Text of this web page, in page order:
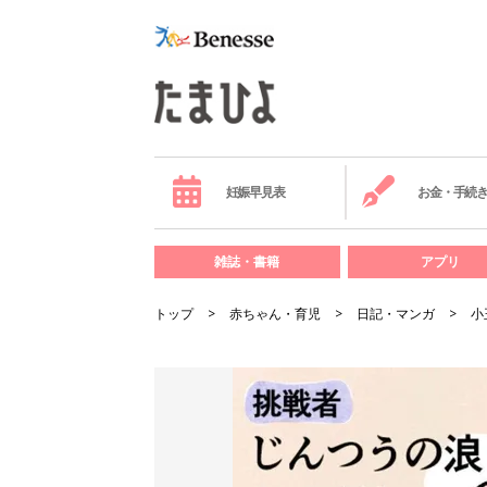
妊娠早見表 お金・手続き
雑誌・書籍 アプリ
トップ 赤ちゃん・育児 日記・マンガ 小